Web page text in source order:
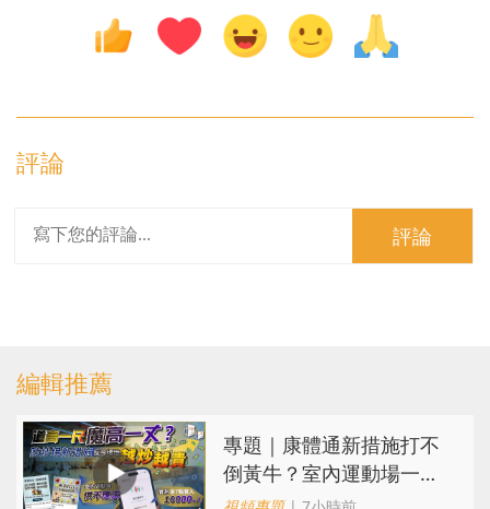
評論
評論
編輯推薦
專題｜康體通新措施打不
倒黃牛？室內運動場一場
難求越炒越貴